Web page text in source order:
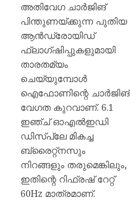
അതിവേഗ ചാർജിങ്
പിന്തുണയ്ക്കുന്ന പുതിയ
ആൻഡ്രോയിഡ്
ഫ്ലാഗ്ഷിപ്പുകളുമായി
താരതമ്യം
ചെയ്യുമ്പോൾ
ഐഫോണിന്റെ ചാർജിങ്
വേഗത കുറവാണ്. 6.1
ഇഞ്ച് ഓഎൽഇഡി
ഡിസ്‌പ്ലേ മികച്ച
ബ്രൈറ്റ്‌നസും
നിറങ്ങളും തരുമെങ്കിലും,
ഇതിന്റെ റിഫ്രഷ് റേറ്റ്
60Hz മാത്രമാണ്.